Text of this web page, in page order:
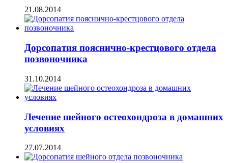
21.08.2014
Дорсопатия пояснично-крестцового отдела
позвоночника
31.10.2014
Лечение шейного остеохондроза в домашних
условиях
27.07.2014